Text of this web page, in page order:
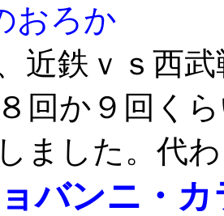
おろか
近鉄ｖｓ西武
回か９回く
ました。代
バンニ・カ